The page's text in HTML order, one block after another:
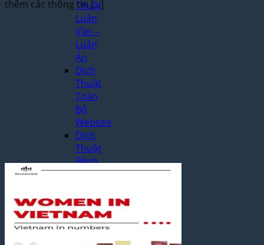
Thuật
Luận
Văn –
Luận
Án
Dịch
Thuật
Toàn
Bộ
Website
Dịch
Thuật
Bệnh
Án –
Thuốc
Dịch Thuật
Chuyên
thêm các thông tin [...]